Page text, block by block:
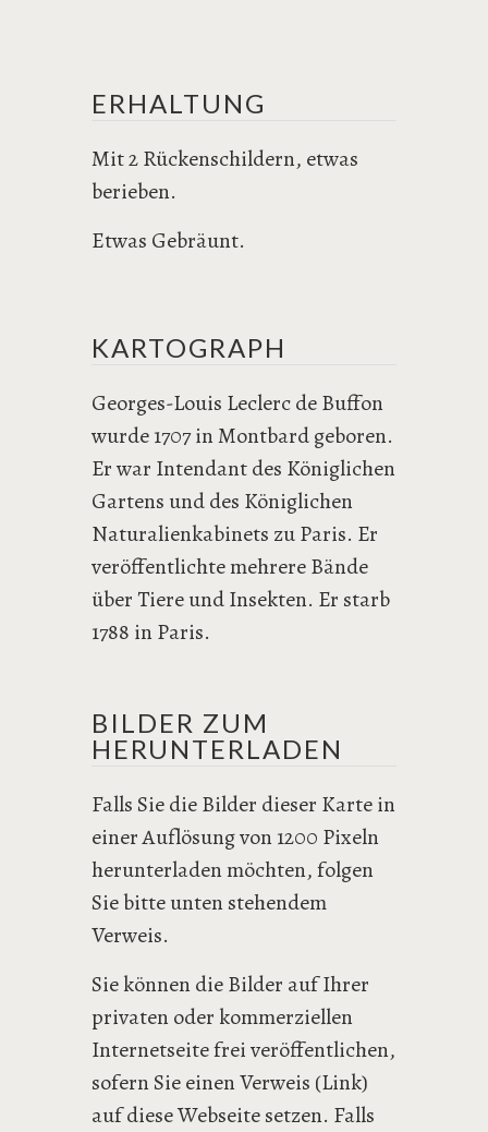
ERHALTUNG
Mit 2 Rückenschildern, etwas
berieben.
Etwas Gebräunt.
KARTOGRAPH
Georges-Louis Leclerc de Buffon
wurde 1707 in Montbard geboren.
Er war Intendant des Königlichen
Gartens und des Königlichen
Naturalienkabinets zu Paris. Er
veröffentlichte mehrere Bände
über Tiere und Insekten. Er starb
1788 in Paris.
BILDER ZUM
HERUNTERLADEN
Falls Sie die Bilder dieser Karte in
einer Auflösung von 1200 Pixeln
herunterladen möchten, folgen
Sie bitte unten stehendem
Verweis.
Sie können die Bilder auf Ihrer
privaten oder kommerziellen
Internetseite frei veröffentlichen,
sofern Sie einen Verweis (Link)
auf diese Webseite setzen. Falls